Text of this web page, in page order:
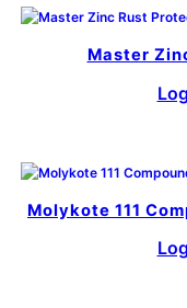
Master
Molykote 111